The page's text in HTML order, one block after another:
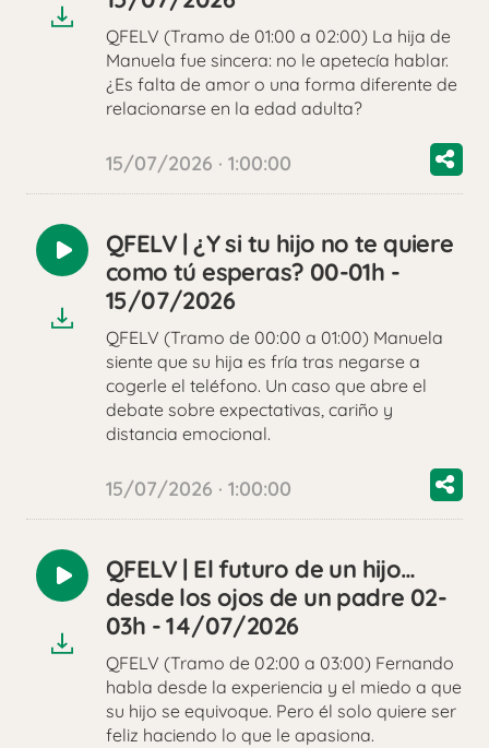
QFELV (Tramo de 01:00 a 02:00) La hija de
Manuela fue sincera: no le apetecía hablar.
¿Es falta de amor o una forma diferente de
relacionarse en la edad adulta?
15/07/2026 · 1:00:00
Reproducir
audio
QFELV | ¿Y si tu hijo no te quiere
como tú esperas? 00-01h -
15/07/2026
QFELV (Tramo de 00:00 a 01:00) Manuela
siente que su hija es fría tras negarse a
cogerle el teléfono. Un caso que abre el
debate sobre expectativas, cariño y
distancia emocional.
15/07/2026 · 1:00:00
Reproducir
audio
QFELV | El futuro de un hijo…
desde los ojos de un padre 02-
03h - 14/07/2026
QFELV (Tramo de 02:00 a 03:00) Fernando
habla desde la experiencia y el miedo a que
su hijo se equivoque. Pero él solo quiere ser
feliz haciendo lo que le apasiona.